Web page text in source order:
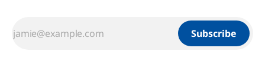
Subscribe